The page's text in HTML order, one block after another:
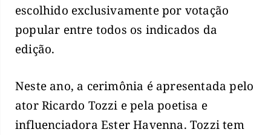
escolhido exclusivamente por votação
popular entre todos os indicados da
edição.
Neste ano, a cerimônia é apresentada pelo
ator Ricardo Tozzi e pela poetisa e
influenciadora Ester Havenna. Tozzi tem